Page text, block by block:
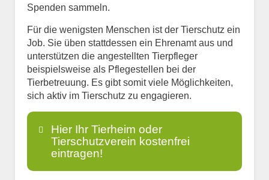
Spenden sammeln.
Für die wenigsten Menschen ist der Tierschutz ein
Job. Sie üben stattdessen ein Ehrenamt aus und
unterstützen die angestellten Tierpfleger
beispielsweise als Pflegestellen bei der
Tierbetreuung. Es gibt somit viele Möglichkeiten,
sich aktiv im Tierschutz zu engagieren.
Hier Ihr Tierheim oder
Tierschutzverein kostenfrei
eintragen!